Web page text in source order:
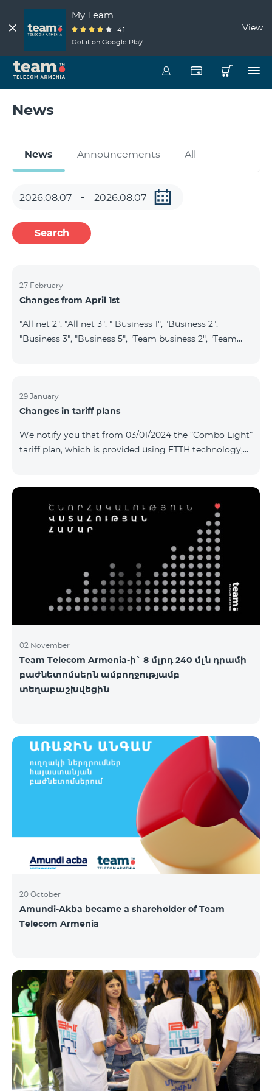
My Team
4.1
Get it on Google Play
View
News
News Announcements All
Search
27 February
Changes from April 1st
"All net 2", "All net 3", " Business 1", "Business 2",
"Business 3", "Business 5", "Team business 2", "Team
"Business Active", "Exclusive Business", "Best partner",
"Leader", "Leader S", "Yandex Economy", "Yandex
operate starting from 01.04.2024. Existing subscribers
of the m
29 January
Changes in tariff plans
We notify you that from 03/01/2024 the “Combo Light”
tariff plan, which is provided using FTTH technology,
contact the service center.
02 November
Team Telecom Armenia-ի` 8 մլրդ 240 մլն դրամի
բաժնետոմսերն ամբողջությամբ
տեղաբաշխվեցին
20 October
Amundi-Akba became a shareholder of Team
Telecom Armenia